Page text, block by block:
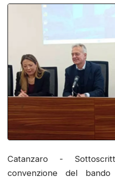
Catanzaro -
convenzione del